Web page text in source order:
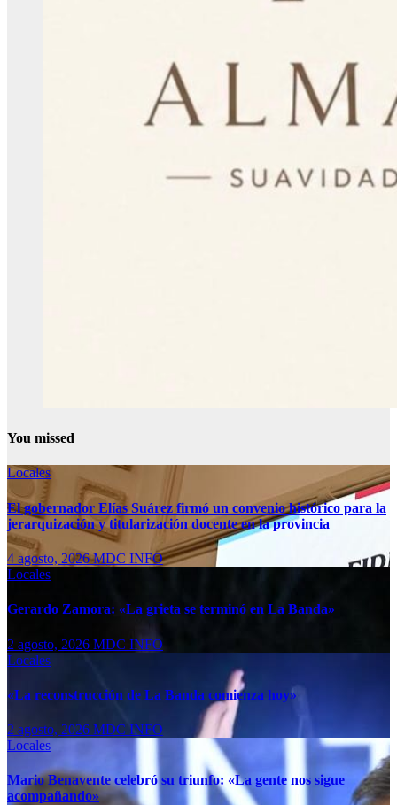
You missed
Locales
El gobernador Elías Suárez firmó un convenio histórico para la
jerarquización y titularización docente en la provincia
4 agosto, 2026MDC INFO
Locales
Gerardo Zamora: «La grieta se terminó en La Banda»
2 agosto, 2026 MDC INFO
Locales
«La reconstrucción de La Banda comienza hoy»
2 agosto, 2026 MDC INFO
Locales
Mario Benavente celebró su triunfo: «La gente nos sigue
acompañando»